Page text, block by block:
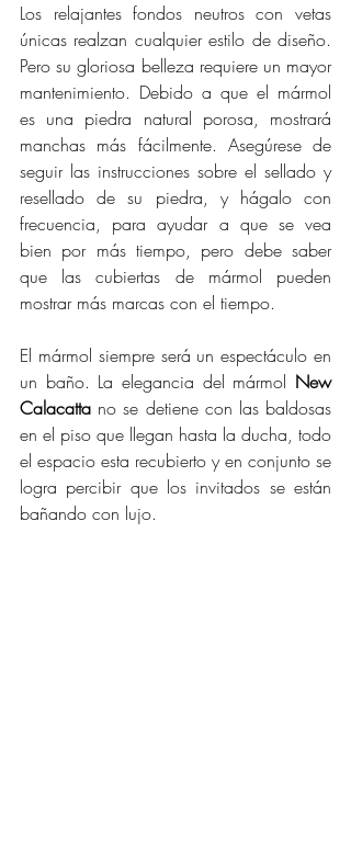
Los relajantes fondos neutros con vetas
únicas realzan cualquier estilo de diseño.
Pero su gloriosa belleza requiere un mayor
mantenimiento. Debido a que el mármol
es una piedra natural porosa, mostrará
manchas más fácilmente. Asegúrese de
seguir las instrucciones sobre el sellado y
resellado de su piedra, y hágalo con
frecuencia, para ayudar a que se vea
bien por más tiempo, pero debe saber
que las cubiertas de mármol pueden
mostrar más marcas con el tiempo.
El mármol siempre será un espectáculo en
un baño. La elegancia del mármol New
Calacatta no se detiene con las baldosas
en el piso que llegan hasta la ducha, todo
el espacio esta recubierto y en conjunto se
logra percibir que los invitados se están
bañando con lujo.